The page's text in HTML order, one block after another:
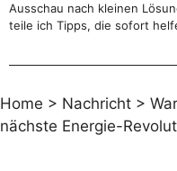
Ausschau nach kleinen
teile ich Tipps, die sofort
Home > Nachricht >
nächste Energie-